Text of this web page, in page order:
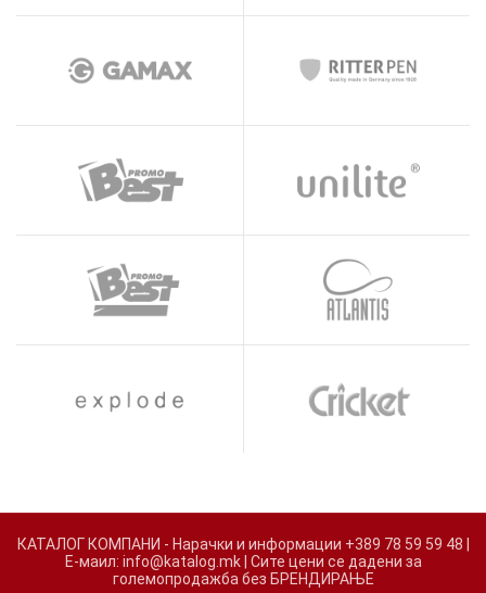
КАТАЛОГ КОМПАНИ - Нарачки и информации +389 78 59 59 48 |
Е-маил: info@katalog.mk | Сите цени се дадени за
големопродажба без БРЕНДИРАЊЕ